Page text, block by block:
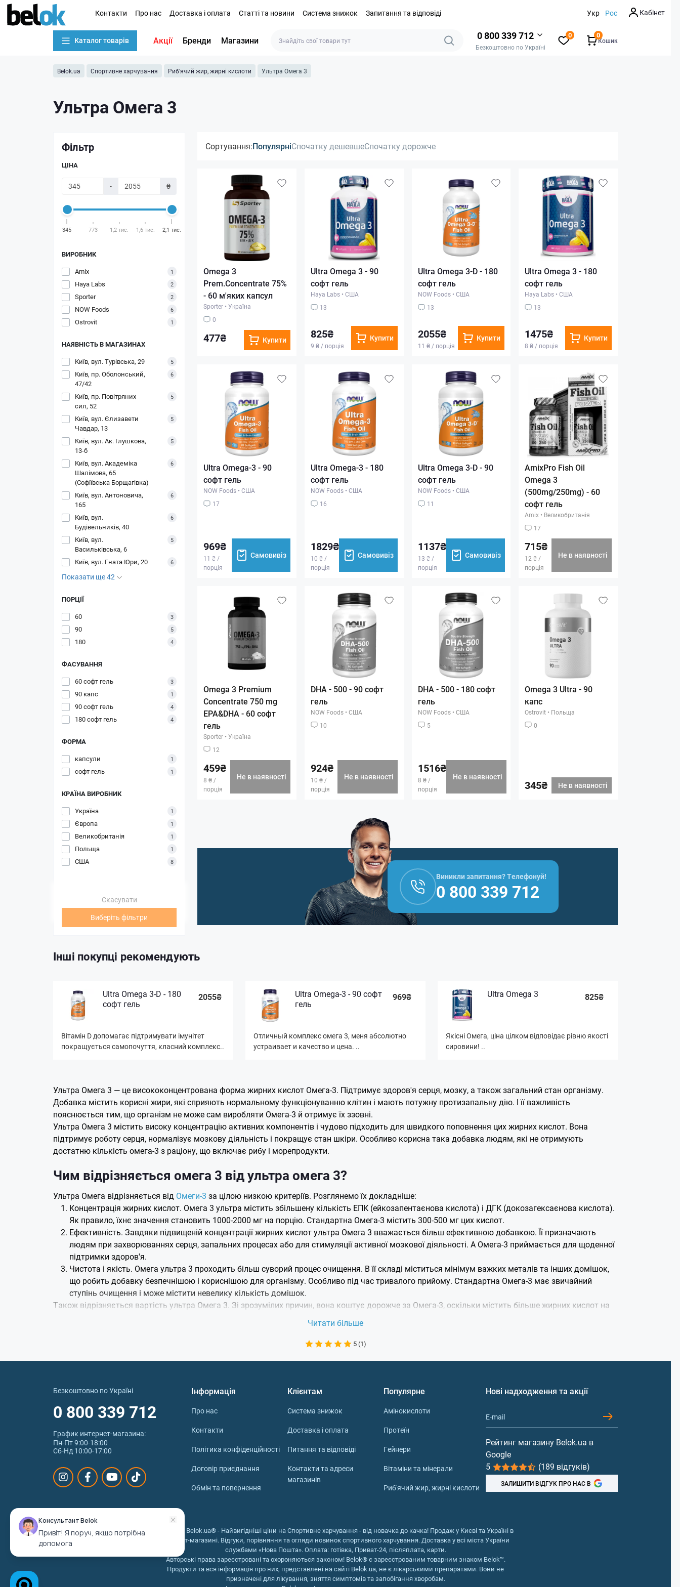
Контакти Про нас Доставка і оплата Статті та новини Система знижок Запитання та відповіді Укр Рос Кабінет
Каталог товарів Акції Бренди Магазини 0 800 339 712
Безкоштовно по Україні
0
Кошик
0
Belok.ua Спортивне харчування Риб'ячий жир, жирні кислоти Ультра Омега 3
Ультра Омега 3
Фільтр
ЦІНА
- ₴
345 773 1,2 тис. 1,6 тис. 2,1 тис.
ВИРОБНИК
Amix
1
Haya Labs 2
Sporter 2
NOW Foods 6
Ostrovit 1
НАЯВНІСТЬ В МАГАЗИНАХ
Київ, вул. Турівська, 29
5
Київ, пр. Оболонський,
47/42
6
Київ, пр. Повітряних
сил, 52
5
Київ, вул. Єлизавети
Чавдар, 13
5
Київ, вул. Ак. Глушкова,
13-б
5
Київ, вул. Академіка
Шалімова, 65
(Софіївська Борщагівка)
6
Київ, вул. Антоновича,
165
6
Київ, вул.
Будівельників, 40
6
Київ, вул.
Васильківська, 6
5
Київ, вул. Гната Юри, 20 6
Показати ще 42
ПОРЦІЇ
60
3
90 5
180 4
ФАСУВАННЯ
60 софт гель
3
90 капс 1
90 софт гель 4
180 софт гель 4
ФОРМА
капсули
1
софт гель 1
КРАЇНА ВИРОБНИК
Україна
1
Європа 1
Великобританія 1
Польща 1
США 8
Скасувати
Виберіть фільтри
Сортування:ПопулярніСпочатку дешевшеСпочатку дорожче
Omega 3
Prem.Concentrate 75%
- 60 м'яких капсул
Sporter • Україна
0
477₴ Купити
Ultra Omega 3 - 90
софт гель
Haya Labs • США
13
825₴
9 ₴ / порція
Купити
Ultra Omega 3-D - 180
софт гель
NOW Foods • США
13
2055₴
11 ₴ / порція
Купити
Ultra Omega 3 - 180
софт гель
Haya Labs • США
13
1475₴
8 ₴ / порція
Купити
Ultra Omega-3 - 90
софт гель
NOW Foods • США
17
969₴
11 ₴ /
порція
Самовивіз
Ultra Omega-3 - 180
софт гель
NOW Foods • США
16
1829₴
10 ₴ /
порція
Самовивіз
Ultra Omega 3-D - 90
софт гель
NOW Foods • США
11
1137₴
13 ₴ /
порція
Самовивіз
AmixPro Fish Oil
Omega 3
(500mg/250mg) - 60
софт гель
Amix • Великобританія
17
715₴
12 ₴ /
порція
Не в наявності
Omega 3 Premium
Concentrate 750 mg
EPA&DHA - 60 софт
гель
Sporter • Україна
12
459₴
8 ₴ /
порція
Не в наявності
DHA - 500 - 90 софт
гель
NOW Foods • США
10
924₴
10 ₴ /
порція
Не в наявності
DHA - 500 - 180 софт
гель
NOW Foods • США
5
1516₴
8 ₴ /
порція
Не в наявності
Omega 3 Ultra - 90
капс
Ostrovit • Польща
0
345₴ Не в наявності
Виникли запитання? Телефонуй!
0 800 339 712
Інші покупці рекомендують
Ultra Omega 3-D - 180
софт гель
2055₴
Вітамін D допомагає підтримувати імунітет
покращується самопочуття, класний комплекс..
Ultra Omega-3 - 90 софт
гель
969₴
Отличный комплекс омега 3, меня абсолютно
устраивает и качество и цена. ..
Ultra Omega 3 825₴
Якісні Омега, ціна цілком відповідає рівню якості
сировини! ..
Ультра Омега 3 — це висококонцентрована форма жирних кислот Омега-3. Підтримує здоров'я серця, мозку, а також загальний стан організму.
Добавка містить корисні жири, які сприяють нормальному функціонуванню клітин і мають потужну протизапальну дію. І її важливість
пояснюється тим, що організм не може сам виробляти Омега-3 й отримує їх ззовні.
Ультра Омега 3 містить високу концентрацію активних компонентів і чудово підходить для швидкого поповнення цих жирних кислот. Вона
підтримує роботу серця, нормалізує мозкову діяльність і покращує стан шкіри. Особливо корисна така добавка людям, які не отримують
достатню кількість омега-3 з раціону, що включає рибу і морепродукти.
Чим відрізняється омега 3 від ультра омега 3?
Ультра Омега відрізняється від Омеги-3 за цілою низкою критеріїв. Розглянемо їх докладніше:
Концентрація жирних кислот. Омега 3 ультра містить збільшену кількість ЕПК (ейкозапентаєнова кислота) і ДГК (докозагексаєнова кислота).
Як правило, їхнє значення становить 1000-2000 мг на порцію. Стандартна Омега-3 містить 300-500 мг цих кислот.
Ефективність. Завдяки підвищеній концентрації жирних кислот ультра Омега 3 вважається більш ефективною добавкою. Її призначають
людям при захворюваннях серця, запальних процесах або для стимуляції активної мозкової діяльності. А Омега-3 приймається для щоденної
підтримки здоров'я.
Чистота і якість. Омега ультра 3 проходить більш суворий процес очищення. В її складі міститься мінімум важких металів та інших домішок,
що робить добавку безпечнішою і кориснішою для організму. Особливо під час тривалого прийому. Стандартна Омега-3 має звичайний
ступінь очищення і може містити невелику кількість домішок.
Також відрізняється вартість ультра Омега 3. Зі зрозумілих причин, вона коштує дорожче за Омега-3, оскільки містить більше жирних кислот на
Ультра Омега 3 — ціни на сайті Belok.ua
Omega 3 Prem.Concentrate 75% - 60 м'яких капсул
477₴
Ultra Omega 3 - 90 софт гель
Ultra Omega 3-D - 180 софт гель
2055₴
Ultra Omega 3 - 180 софт гель
Позитивні властивості омега ультра 3
Підтримуєздоров'я серця. Зменшує рівень тригліцеридів у крові, запобігаючи атеросклеротичним бляшкам і розвитку хвороб серця.
Нормалізує артеріальний тиск, покращує еластичність судин, знижує ризик інфарктів та інсультів.
Має протизапальні властивості. Ультра Омега 3 зменшує хронічні запалення. Особливо це актуально для людей з артритом, астмою та
іншими запальними захворюваннями.
Стимулює мозкову активність. Сприяє поліпшенню когнітивних функцій, концентрації та пам'яті, знижує ймовірність хвороби Альцгеймера.
Підтримує зір. Ультра Омега 3 покращує гостроту зору, зменшує ризик вікових змін.
Підтримує здоров'я суглобів. Зменшує запалення в суглобах, знижує больові відчуття і скутість при остеоартриті. Робить суглоби більш
Читати більше
5 (1)
Безкоштовно по Україні
0 800 339 712
График интернет‑магазина:
Пн-Пт 9:00-18:00
Сб-Нд 10:00-17:00
Інформація
Про нас
Контакти
Політика конфіденційності
Договір приєднання
Обмін та повернення
Клієнтам
Система знижок
Доставка і оплата
Питання та відповіді
Контакти та адреси
магазинів
Популярне
Амінокислоти
Протеїн
Гейнери
Вітаміни та мінерали
Риб'ячий жир, жирні кислоти
Нові надходження та акції
Рейтинг магазину Belok.ua в
Google
5
(189 відгуків)
ЗАЛИШИТИ ВІДГУК ПРО НАС В
© 2026 © Belok.ua® - Найвигідніші ціни на Спортивне харчування - від новачка до качка! Продаж у Києві та Україні в
інтернет-магазині. Відгуки, порівняння та огляди новинок спортивного харчування. Доставка у всі міста України
службами «Нова Пошта». Оплата: готівка, Приват-24, післяплата, карти.
Авторські права зареєстровані та охороняються законом! Belok® є зареєстрованим товарним знаком Belok™.
Продукти та вся інформація про них, представлені на сайті Belok.ua, не є лікарськими препаратами. Вони не
призначені для лікування, зняття симптомів та запобігання хворобам.
Консультант Belok
Привіт! Я поруч, якщо потрібна
допомога